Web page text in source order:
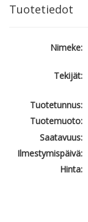
Tuotetiedot
Nimeke:
Tekijät:
Tuotetunnus:
Tuotemuoto:
Saatavuus:
Ilmestymispäivä:
Hinta: